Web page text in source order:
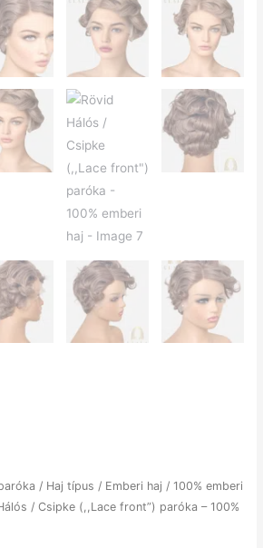
/ Haj típus / Emberi haj / 100% emberi
/ Csipke (,,Lace front”) paróka – 100%